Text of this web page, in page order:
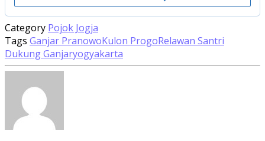
Category Pojok Jogja
Tags Ganjar PranowoKulon ProgoRelawan Santri
Dukung Ganjaryogyakarta